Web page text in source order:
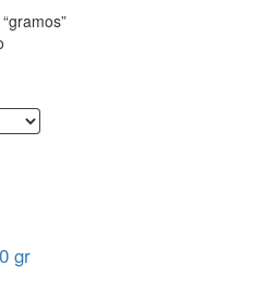
gr